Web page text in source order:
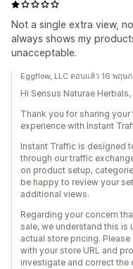
Not a single extra view,
always shows my
unacceptable.
Eggflow, LLC ตอบแล้ว 16 พฤษ
Hi Sensus Naturae Herbals,
Thank you for sharing your
experience with Instant
Instant Traffic is designed
through our traffic
on product setup,
be happy to review your
additional views.
Regarding your concern
sale, we understand this is
actual store pricing.
with your store URL and
investigate and correct the